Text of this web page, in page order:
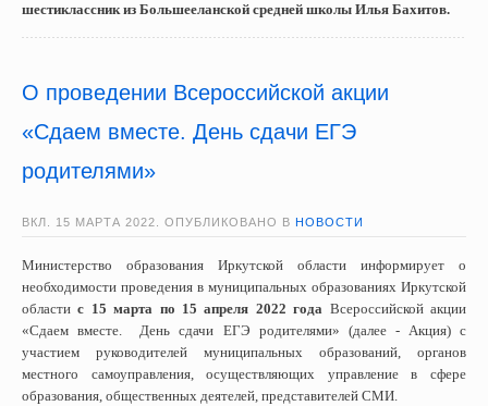
шестиклассник из Большееланской средней школы Илья Бахитов.
О проведении Всероссийской акции
«Сдаем вместе. День сдачи ЕГЭ
родителями»
ВКЛ. 15 МАРТА 2022. ОПУБЛИКОВАНО В НОВОСТИ
Министерство образования Иркутской области информирует о
необходимости проведения в муниципальных образованиях Иркутской
областис 15 марта по 15 апреля 2022 года Всероссийской акции
«Сдаем вместе. День сдачи ЕГЭ родителями» (далее - Акция) с
участием руководителей муниципальных образований, органов
местного самоуправления, осуществляющих управление в сфере
образования, общественных деятелей, представителей СМИ.